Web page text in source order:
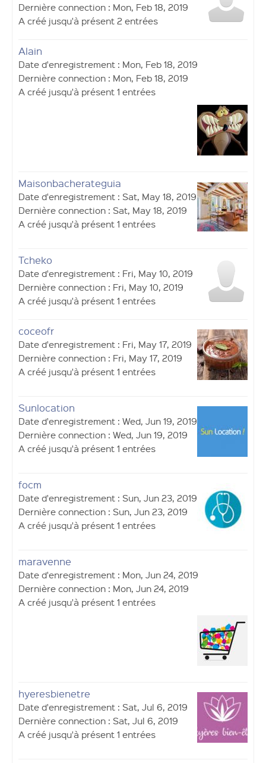
Dernière connection : Mon, Feb 18, 2019
A créé jusqu'à présent 2 entrées
Alain
Date d'enregistrement : Mon, Feb 18, 2019
Dernière connection : Mon, Feb 18, 2019
A créé jusqu'à présent 1 entrées
Maisonbacherateguia
Date d'enregistrement : Sat, May 18, 2019
Dernière connection : Sat, May 18, 2019
A créé jusqu'à présent 1 entrées
Tcheko
Date d'enregistrement : Fri, May 10, 2019
Dernière connection : Fri, May 10, 2019
A créé jusqu'à présent 1 entrées
coceofr
Date d'enregistrement : Fri, May 17, 2019
Dernière connection : Fri, May 17, 2019
A créé jusqu'à présent 1 entrées
Sunlocation
Date d'enregistrement : Wed, Jun 19, 2019
Dernière connection : Wed, Jun 19, 2019
A créé jusqu'à présent 1 entrées
focm
Date d'enregistrement : Sun, Jun 23, 2019
Dernière connection : Sun, Jun 23, 2019
A créé jusqu'à présent 1 entrées
maravenne
Date d'enregistrement : Mon, Jun 24, 2019
Dernière connection : Mon, Jun 24, 2019
A créé jusqu'à présent 1 entrées
hyeresbienetre
Date d'enregistrement : Sat, Jul 6, 2019
Dernière connection : Sat, Jul 6, 2019
A créé jusqu'à présent 1 entrées